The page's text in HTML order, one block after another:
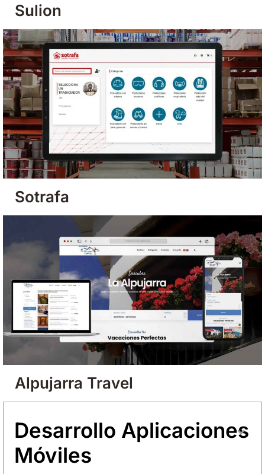
Sulion
Sotrafa
Alpujarra Travel
Desarrollo Aplicaciones
Móviles